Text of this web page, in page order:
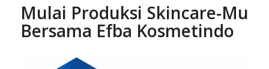
Mulai Produksi Skincare-Mu
Bersama Efba Kosmetindo